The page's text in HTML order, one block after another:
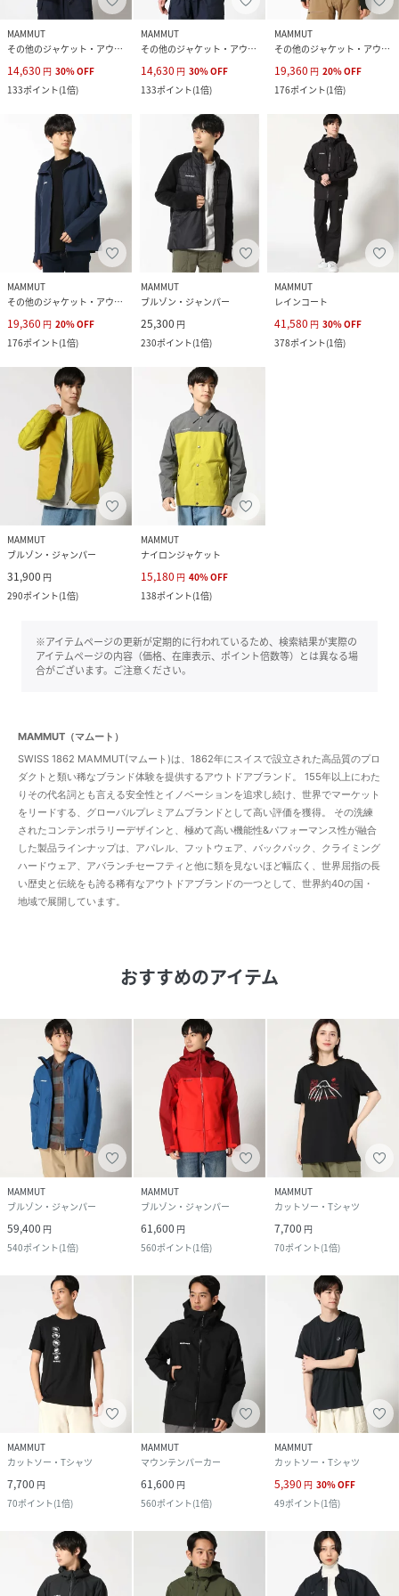
MAMMUT
その他のジャケット・アウター
14,630 円 30%OFF
133ポイント(1倍)
MAMMUT
その他のジャケット・アウター
14,630 円 30%OFF
133ポイント(1倍)
MAMMUT
その他のジャケット・アウター
19,360 円 20%OFF
176ポイント(1倍)
MAMMUT
その他のジャケット・アウター
19,360 円 20%OFF
176ポイント(1倍)
MAMMUT
ブルゾン・ジャンパー
25,300 円
230ポイント(1倍)
MAMMUT
レインコート
41,580 円 30%OFF
378ポイント(1倍)
MAMMUT
ブルゾン・ジャンパー
31,900 円
290ポイント(1倍)
MAMMUT
ナイロンジャケット
15,180 円 40%OFF
138ポイント(1倍)
※アイテムページの更新が定期的に行われているため、検索結果が実際の
アイテムページの内容（価格、在庫表示、ポイント倍数等）とは異なる場
合がございます。ご注意ください。
MAMMUT（マムート）
SWISS 1862 MAMMUT(マムート)は、1862年にスイスで設立された高品質のプロ
ダクトと類い稀なブランド体験を提供するアウトドアブランド。 155年以上にわた
りその代名詞とも言える安全性とイノベーションを追求し続け、世界でマーケット
をリードする、グローバルプレミアムブランドとして高い評価を獲得。 その洗練
されたコンテンポラリーデザインと、極めて高い機能性&パフォーマンス性が融合
した製品ラインナップは、アパレル、フットウェア、バックパック、クライミング
ハードウェア、アバランチセーフティと他に類を見ないほど幅広く、世界屈指の長
い歴史と伝統をも誇る稀有なアウトドアブランドの一つとして、世界約40の国・
地域で展開しています。
おすすめのアイテム
MAMMUT
ブルゾン・ジャンパー
59,400 円
540ポイント(1倍)
MAMMUT
ブルゾン・ジャンパー
61,600 円
560ポイント(1倍)
MAMMUT
カットソー・Tシャツ
7,700 円
70ポイント(1倍)
MAMMUT
カットソー・Tシャツ
7,700 円
70ポイント(1倍)
MAMMUT
マウンテンパーカー
61,600 円
560ポイント(1倍)
MAMMUT
カットソー・Tシャツ
5,390 円 30%OFF
49ポイント(1倍)